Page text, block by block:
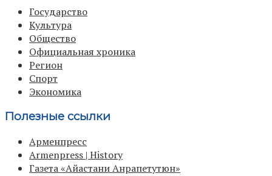
Государство
Культура
Общество
Официальная хроника
Регион
Спорт
Экономика
Полезные ссылки
Арменпресс
Armenpress | History
Газета «Айастани Анрапетутюн»